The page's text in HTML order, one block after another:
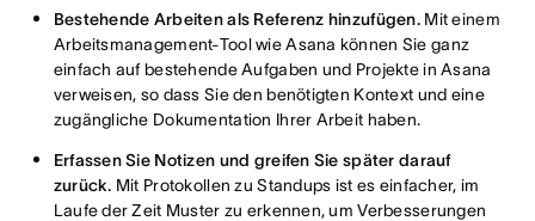
Bestehende Arbeiten als Referenz hinzufügen. Mit einem
Arbeitsmanagement-Tool wie Asana können Sie ganz
einfach auf bestehende Aufgaben und Projekte in Asana
verweisen, so dass Sie den benötigten Kontext und eine
zugängliche Dokumentation Ihrer Arbeit haben.
Erfassen Sie Notizen und greifen Sie später darauf
zurück. Mit Protokollen zu Standups ist es einfacher, im
Laufe der Zeit Muster zu erkennen, um Verbesserungen